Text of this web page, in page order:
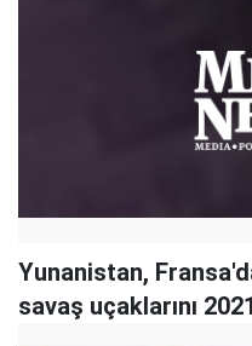
Yunanistan,
savaş uçaklarını